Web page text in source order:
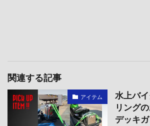
関連する記事
アイテム
水上バ
リング
デッキ